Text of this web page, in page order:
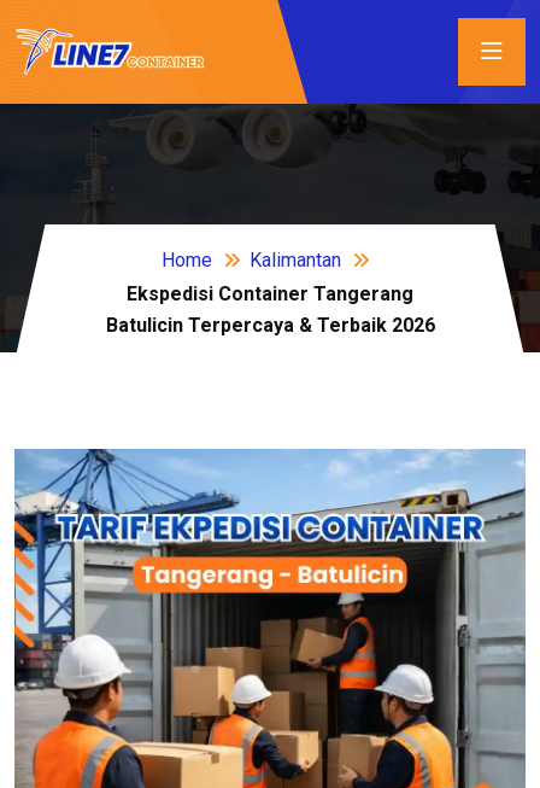
Home
Kalimantan
Ekspedisi Container Tangerang
Batulicin Terpercaya & Terbaik 2026